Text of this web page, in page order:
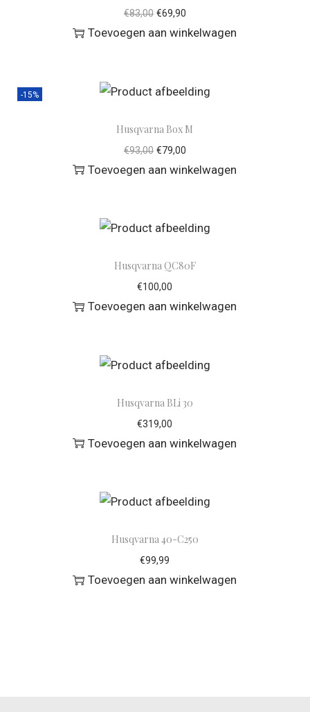
€83,00 €69,90
Toevoegen aan winkelwagen
-15%
Husqvarna Box M
€93,00 €79,00
Toevoegen aan winkelwagen
Husqvarna QC80F
€100,00
Toevoegen aan winkelwagen
Husqvarna BLi 30
€319,00
Toevoegen aan winkelwagen
Husqvarna 40-C250
€99,99
Toevoegen aan winkelwagen